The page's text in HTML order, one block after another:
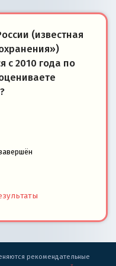
(известная
с 2010 года по
рекомендательные